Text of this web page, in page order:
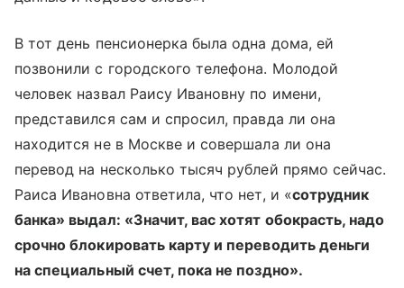
В тот день пенсионерка была одна дома, ей
позвонили с городского телефона. Молодой
человек назвал Раису Ивановну по имени,
представился сам и спросил, правда ли она
находится не в Москве и совершала ли она
перевод на несколько тысяч рублей прямо сейчас.
Раиса Ивановна ответила, что нет, и «сотрудник
банка» выдал: «Значит, вас хотят обокрасть, надо
срочно блокировать карту и переводить деньги
на специальный счет, пока не поздно».